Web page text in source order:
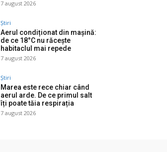
7 august 2026
Știri
Aerul condiționat din mașină:
de ce 18°C nu răcește
habitaclul mai repede
7 august 2026
Știri
Marea este rece chiar când
aerul arde. De ce primul salt
îți poate tăia respirația
7 august 2026